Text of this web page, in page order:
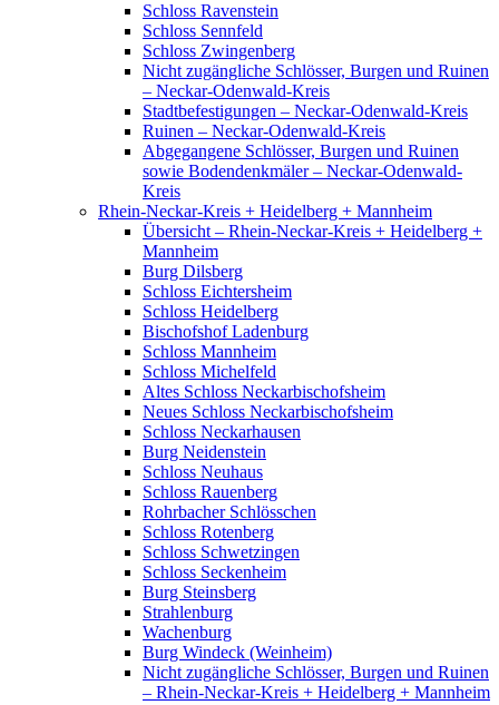
Schloss Ravenstein
Schloss Sennfeld
Schloss Zwingenberg
Nicht zugängliche Schlösser, Burgen und Ruinen
– Neckar-Odenwald-Kreis
Stadtbefestigungen – Neckar-Odenwald-Kreis
Ruinen – Neckar-Odenwald-Kreis
Abgegangene Schlösser, Burgen und Ruinen
sowie Bodendenkmäler – Neckar-Odenwald-
Kreis
Rhein-Neckar-Kreis + Heidelberg + Mannheim
Übersicht – Rhein-Neckar-Kreis + Heidelberg +
Mannheim
Burg Dilsberg
Schloss Eichtersheim
Schloss Heidelberg
Bischofshof Ladenburg
Schloss Mannheim
Schloss Michelfeld
Altes Schloss Neckarbischofsheim
Neues Schloss Neckarbischofsheim
Schloss Neckarhausen
Burg Neidenstein
Schloss Neuhaus
Schloss Rauenberg
Rohrbacher Schlösschen
Schloss Rotenberg
Schloss Schwetzingen
Schloss Seckenheim
Burg Steinsberg
Strahlenburg
Wachenburg
Burg Windeck (Weinheim)
Nicht zugängliche Schlösser, Burgen und Ruinen
– Rhein-Neckar-Kreis + Heidelberg + Mannheim